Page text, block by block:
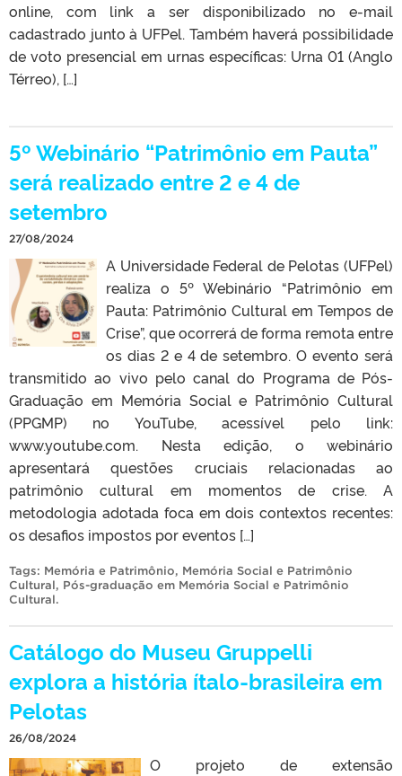
online, com link a ser disponibilizado no e-mail
cadastrado junto à UFPel. Também haverá possibilidade
de voto presencial em urnas específicas: Urna 01 (Anglo
Térreo), […]
5º Webinário “Patrimônio em Pauta”
será realizado entre 2 e 4 de
setembro
27/08/2024
A Universidade Federal de Pelotas (UFPel)
realiza o 5º Webinário “Patrimônio em
Pauta: Patrimônio Cultural em Tempos de
Crise”, que ocorrerá de forma remota entre
os dias 2 e 4 de setembro. O evento será
transmitido ao vivo pelo canal do Programa de Pós-
Graduação em Memória Social e Patrimônio Cultural
(PPGMP) no YouTube, acessível pelo link:
www.youtube.com. Nesta edição, o webinário
apresentará questões cruciais relacionadas ao
patrimônio cultural em momentos de crise. A
metodologia adotada foca em dois contextos recentes:
os desafios impostos por eventos […]
Tags: Memória e Patrimônio, Memória Social e Patrimônio
Cultural, Pós-graduação em Memória Social e Patrimônio
Cultural.
Catálogo do Museu Gruppelli
explora a história ítalo-brasileira em
Pelotas
26/08/2024
O projeto de extensão